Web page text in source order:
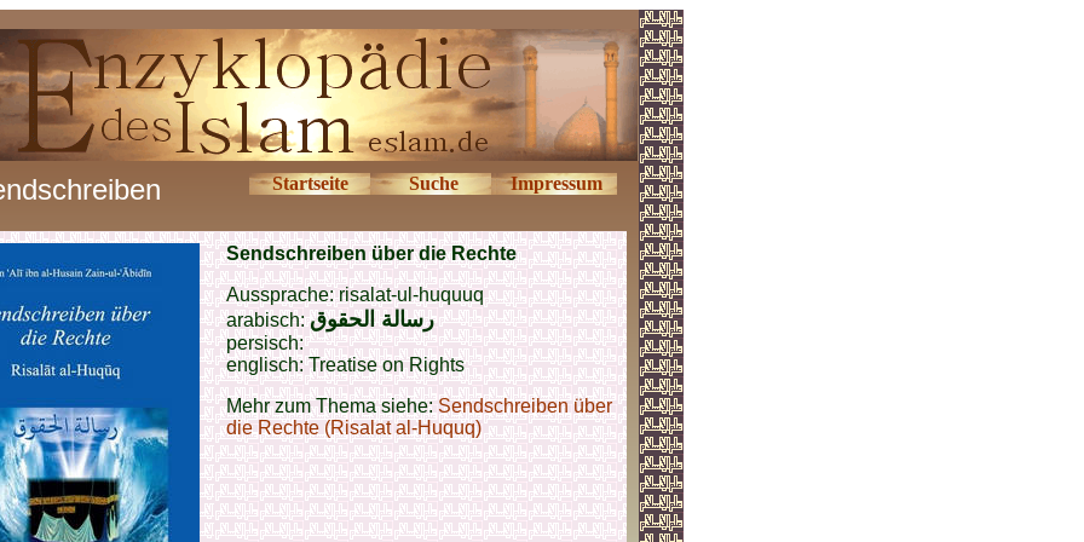
Startseite Suche Impressum
Sendschreiben über die Rechte
Aussprache: risalat-ul-huquuq
arabisch:رسالة الحقوق
persisch:
englisch: Treatise on Rights
Mehr zum Thema siehe:Sendschreiben über
die Rechte (Risalat al-Huquq)